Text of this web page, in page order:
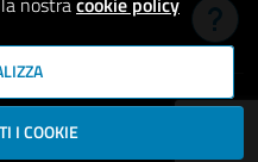
I COOKIE
Hai